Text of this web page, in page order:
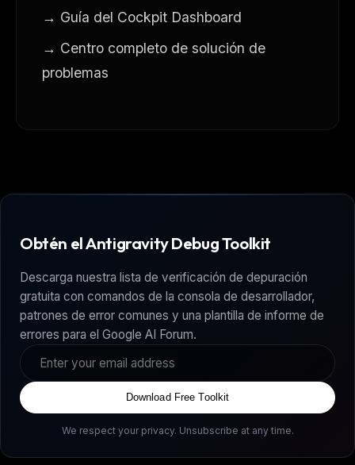
→ Guía del Cockpit Dashboard
→ Centro completo de solución de
problemas
Obtén el Antigravity Debug Toolkit
Descarga nuestra lista de verificación de depuración
gratuita con comandos de la consola de desarrollador,
patrones de error comunes y una plantilla de informe de
errores para el Google AI Forum.
Download Free Toolkit
We respect your privacy. Unsubscribe at any time.